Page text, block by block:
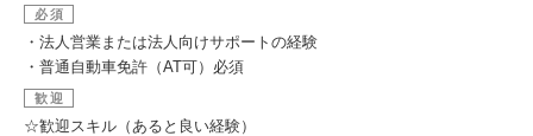
必須
・法人営業または法人向けサポートの経験
・普通自動車免許（AT可）必須
歓迎
☆歓迎スキル（あると良い経験）